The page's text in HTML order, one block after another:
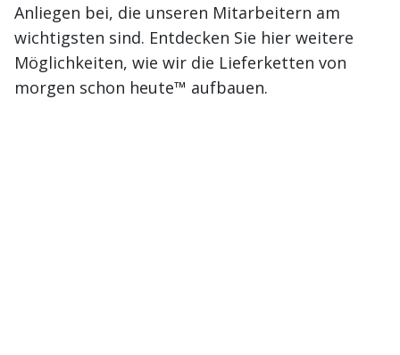
Anliegen bei, die unseren Mitarbeitern am
wichtigsten sind. Entdecken Sie hier weitere
Möglichkeiten, wie wir die Lieferketten von
morgen schon heute™ aufbauen.